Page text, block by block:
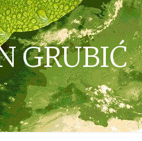
GRUBIĆ